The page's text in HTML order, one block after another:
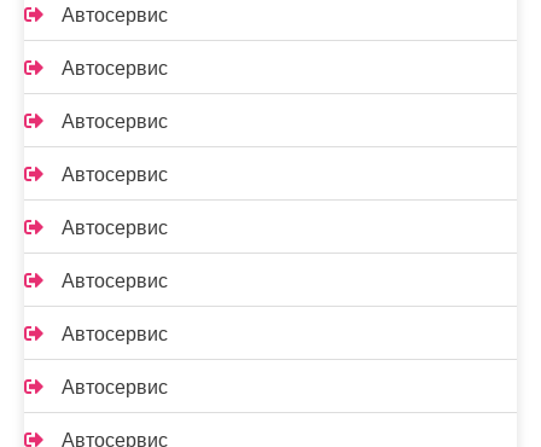
Автосервис
Автосервис
Автосервис
Автосервис
Автосервис
Автосервис
Автосервис
Автосервис
Автосервис